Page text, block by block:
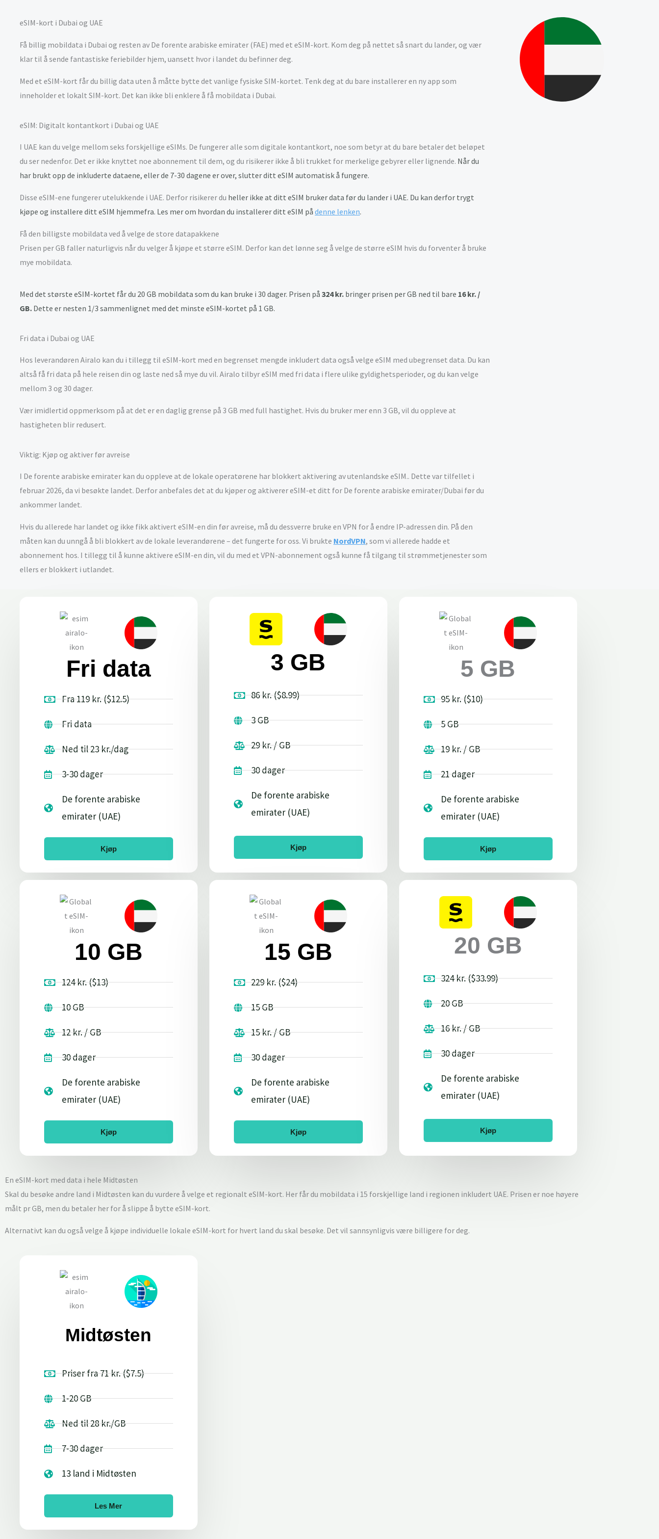
eSIM-kort i Dubai og UAE
Få billig mobildata i Dubai og resten av De forente arabiske emirater (FAE) med et eSIM-kort. Kom deg på nettet så snart du lander, og vær
klar til å sende fantastiske feriebilder hjem, uansett hvor i landet du befinner deg.
Med et eSIM-kort får du billig data uten å måtte bytte det vanlige fysiske SIM-kortet. Tenk deg at du bare installerer en ny app som
inneholder et lokalt SIM-kort. Det kan ikke bli enklere å få mobildata i Dubai.
eSIM: Digitalt kontantkort i Dubai og UAE
I UAE kan du velge mellom seks forskjellige eSIMs. De fungerer alle som digitale kontantkort, noe som betyr at du bare betaler det beløpet
du ser nedenfor. Det er ikke knyttet noe abonnement til dem, og du risikerer ikke å bli trukket for merkelige gebyrer eller lignende. Når du
har brukt opp de inkluderte dataene, eller de 7-30 dagene er over, slutter ditt eSIM automatisk å fungere.
Disse eSIM-ene fungerer utelukkende i UAE. Derfor risikerer du heller ikke at ditt eSIM bruker data før du lander i UAE. Du kan derfor trygt
kjøpe og installere ditt eSIM hjemmefra. Les mer om hvordan du installerer ditt eSIM på denne lenken.
Få den billigste mobildata ved å velge de store datapakkene
Prisen per GB faller naturligvis når du velger å kjøpe et større eSIM. Derfor kan det lønne seg å velge de større eSIM hvis du forventer å bruke
mye mobildata.
Med det største eSIM-kortet får du 20 GB mobildata som du kan bruke i 30 dager. Prisen på 324 kr. bringer prisen per GB ned til bare 16 kr. /
GB. Dette er nesten 1/3 sammenlignet med det minste eSIM-kortet på 1 GB.
Fri data i Dubai og UAE
Hos leverandøren Airalo kan du i tillegg til eSIM-kort med en begrenset mengde inkludert data også velge eSIM med ubegrenset data. Du kan
altså få fri data på hele reisen din og laste ned så mye du vil. Airalo tilbyr eSIM med fri data i flere ulike gyldighetsperioder, og du kan velge
mellom 3 og 30 dager.
Vær imidlertid oppmerksom på at det er en daglig grense på 3 GB med full hastighet. Hvis du bruker mer enn 3 GB, vil du oppleve at
hastigheten blir redusert.
Viktig: Kjøp og aktiver før avreise
I De forente arabiske emirater kan du oppleve at de lokale operatørene har blokkert aktivering av utenlandske eSIM.. Dette var tilfellet i
februar 2026, da vi besøkte landet. Derfor anbefales det at du kjøper og aktiverer eSIM-et ditt for De forente arabiske emirater/Dubai før du
ankommer landet.
Hvis du allerede har landet og ikke fikk aktivert eSIM-en din før avreise, må du dessverre bruke en VPN for å endre IP-adressen din. På den
måten kan du unngå å bli blokkert av de lokale leverandørene – det fungerte for oss. Vi brukte NordVPN, som vi allerede hadde et
abonnement hos. I tillegg til å kunne aktivere eSIM-en din, vil du med et VPN-abonnement også kunne få tilgang til strømmetjenester som
ellers er blokkert i utlandet.
Fri data
Fra 119 kr. ($12.5)
Fri data
Ned til 23 kr./dag
3-30 dager
De forente arabiske
emirater (UAE)
Kjøp
3 GB
86 kr. ($8.99)
3 GB
29 kr. / GB
30 dager
De forente arabiske
emirater (UAE)
Kjøp
5 GB
95 kr. ($10)
5 GB
19 kr. / GB
21 dager
De forente arabiske
emirater (UAE)
Kjøp
10 GB
124 kr. ($13)
10 GB
12 kr. / GB
30 dager
De forente arabiske
emirater (UAE)
Kjøp
15 GB
229 kr. ($24)
15 GB
15 kr. / GB
30 dager
De forente arabiske
emirater (UAE)
Kjøp
20 GB
324 kr. ($33.99)
20 GB
16 kr. / GB
30 dager
De forente arabiske
emirater (UAE)
Kjøp
En eSIM-kort med data i hele Midtøsten
Skal du besøke andre land i Midtøsten kan du vurdere å velge et regionalt eSIM-kort. Her får du mobildata i 15 forskjellige land i regionen inkludert UAE. Prisen er noe høyere
målt pr GB, men du betaler her for å slippe å bytte eSIM-kort.
Alternativt kan du også velge å kjøpe individuelle lokale eSIM-kort for hvert land du skal besøke. Det vil sannsynligvis være billigere for deg.
Midtøsten
Priser fra 71 kr. ($7.5)
1-20 GB
Ned til 28 kr./GB
7-30 dager
13 land i Midtøsten
Les Mer